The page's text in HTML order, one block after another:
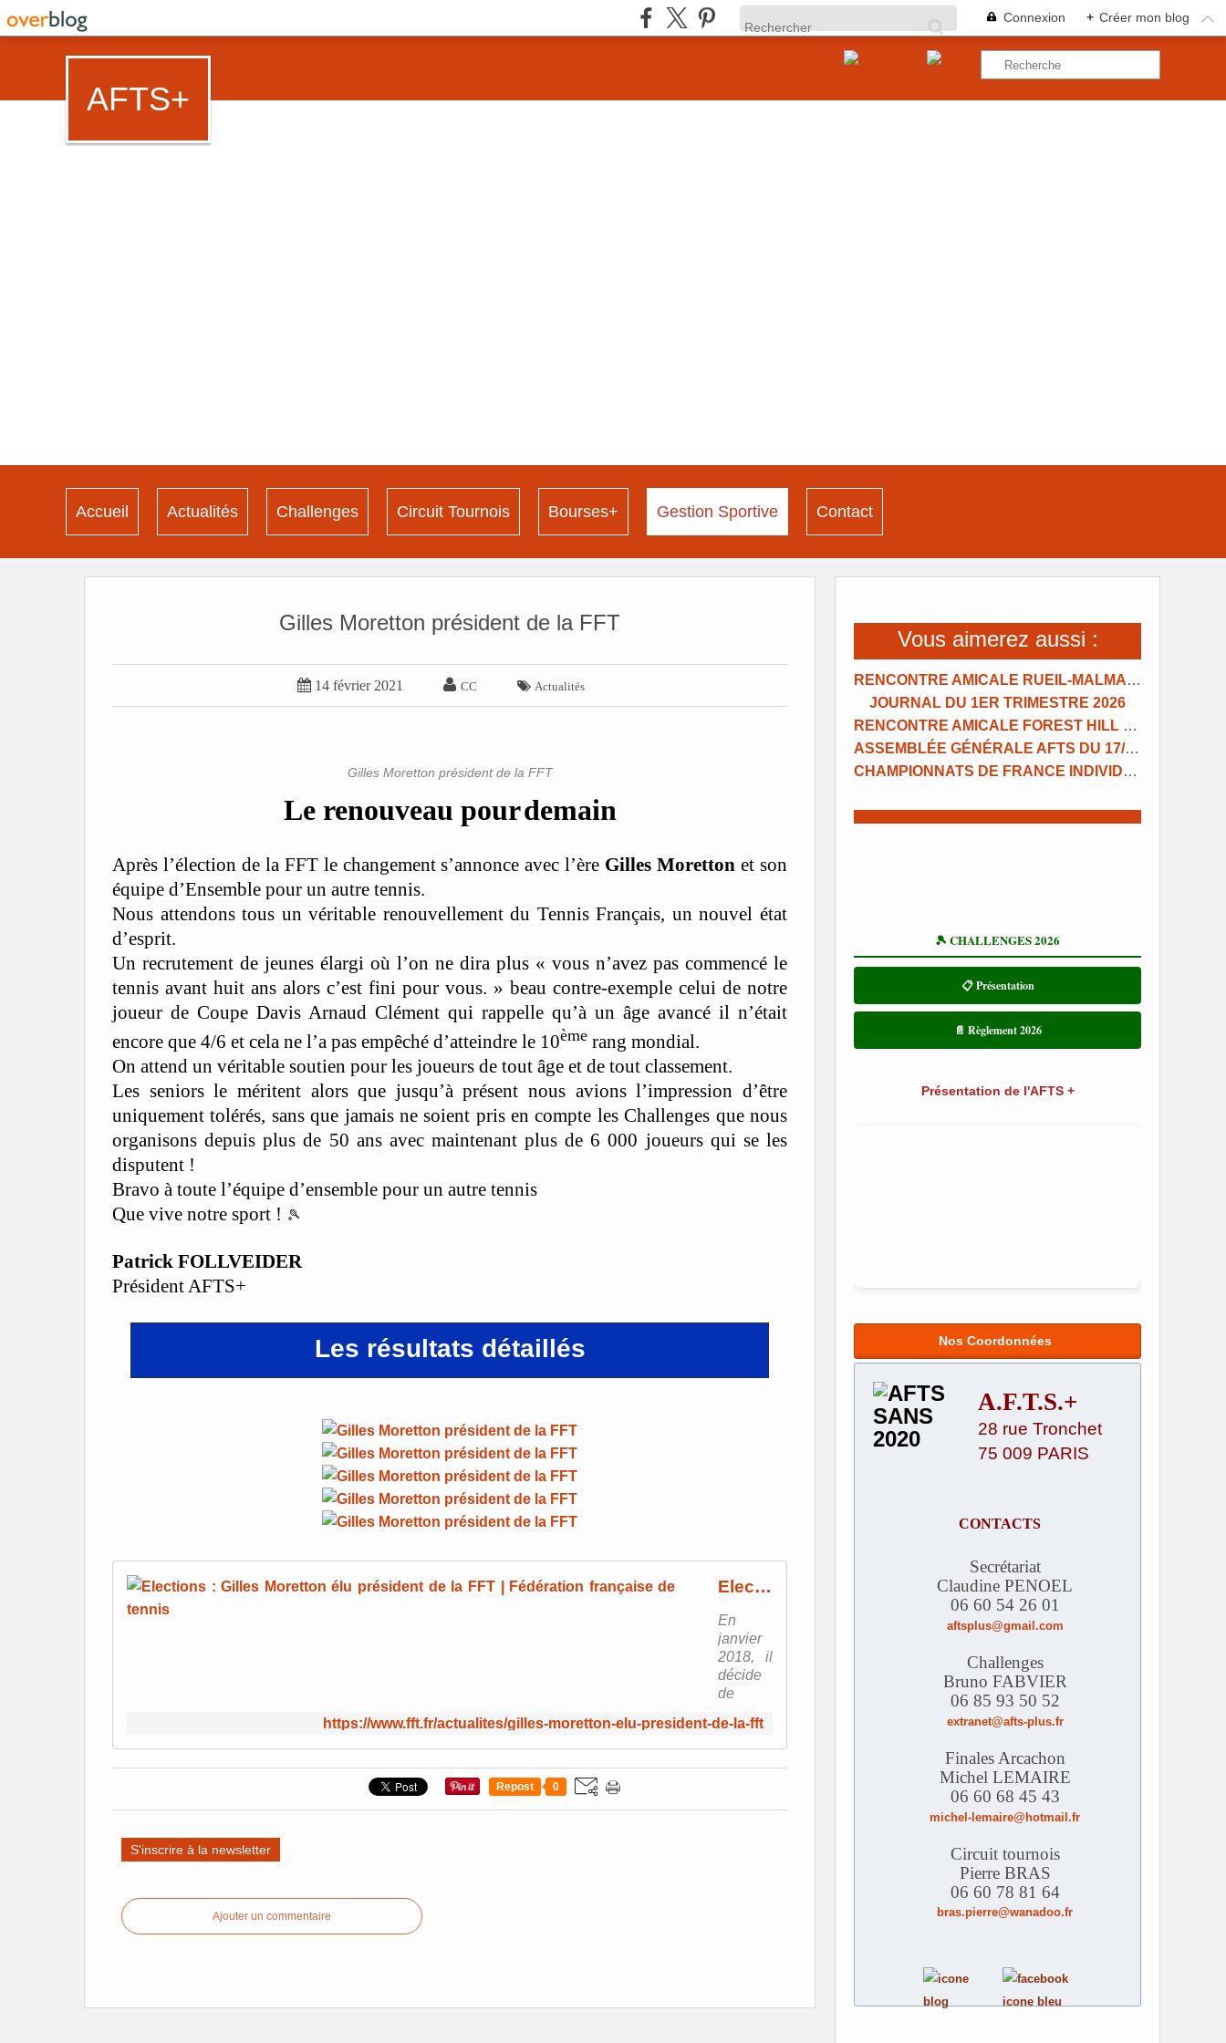
Connexion + Créer mon blog
AFTS+
Accueil Actualités Challenges Circuit Tournois Bourses+ Gestion Sportive Contact
Vous aimerez aussi :
RENCONTRE AMICALE RUEIL-MALMAISON
JOURNAL DU 1ER TRIMESTRE 2026
RENCONTRE AMICALE FOREST HILL NANTERRE
ASSEMBLÉE GÉNÉRALE AFTS DU 17/01/2026
CHAMPIONNATS DE FRANCE INDIVIDUELS 2025
🎾 CHALLENGES 2026
📋 Présentation
📄 Règlement 2026
Présentation de l'AFTS +
Nos Coordonnées
A.F.T.S.+
28 rue Tronchet
75 009 PARIS
CONTACTS
Secrétariat
Claudine PENOEL
06 60 54 26 01
aftsplus@gmail.com
Challenges
Bruno FABVIER
06 85 93 50 52
extranet@afts-plus.fr
Finales Arcachon
Michel LEMAIRE
06 60 68 45 43
michel-lemaire@hotmail.fr
Circuit tournois
Pierre BRAS
06 60 78 81 64
bras.pierre@wanadoo.fr
Gilles Moretton président de la FFT
 14 février 2021  CC  Actualités
Gilles Moretton président de la FFT
Le renouveau pourdemain
Après l’élection de la FFT le changement s’annonce avec l’ère Gilles Moretton et son
équipe d’Ensemble pour un autre tennis.
Nous attendons tous un véritable renouvellement du Tennis Français, un nouvel état
d’esprit.
Un recrutement de jeunes élargi où l’on ne dira plus « vous n’avez pas commencé le
tennis avant huit ans alors c’est fini pour vous. » beau contre-exemple celui de notre
joueur de Coupe Davis Arnaud Clément qui rappelle qu’à un âge avancé il n’était
encore que 4/6 et cela ne l’a pas empêché d’atteindre le 10ème rang mondial.
On attend un véritable soutien pour les joueurs de tout âge et de tout classement.
Les seniors le méritent alors que jusqu’à présent nous avions l’impression d’être
uniquement tolérés, sans que jamais ne soient pris en compte les Challenges que nous
organisons depuis plus de 50 ans avec maintenant plus de 6 000 joueurs qui se les
disputent !
Bravo à toute l’équipe d’ensemble pour un autre tennis
Que vive notre sport ! 🎾
Patrick FOLLVEIDER
Président AFTS+
Les résultats détaillés
Elections : Gilles Moretton élu président de la FFT | Fédération française de tennis
En
janvier
2018, il
décide
de
er pour
le
dévelop
https://www.fft.fr/actualites/gilles-moretton-elu-president-de-la-fft
Repost 0
S'inscrire à la newsletter
Ajouter un commentaire